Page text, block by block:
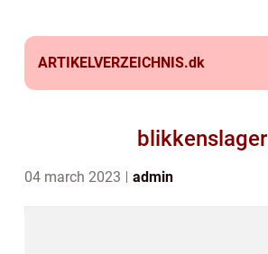
ARTIKELVERZEICHNIS.dk
blikkenslager
04 march 2023 admin